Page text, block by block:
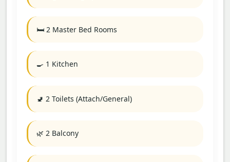
🛏️ 2 Master Bed Rooms
🍳 1 Kitchen
🚽 2 Toilets (Attach/General)
🌿 2 Balcony